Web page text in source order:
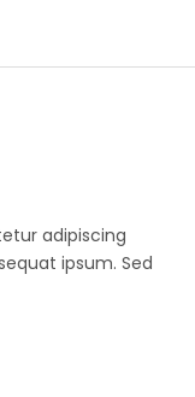
adipiscing
ipsum. Sed